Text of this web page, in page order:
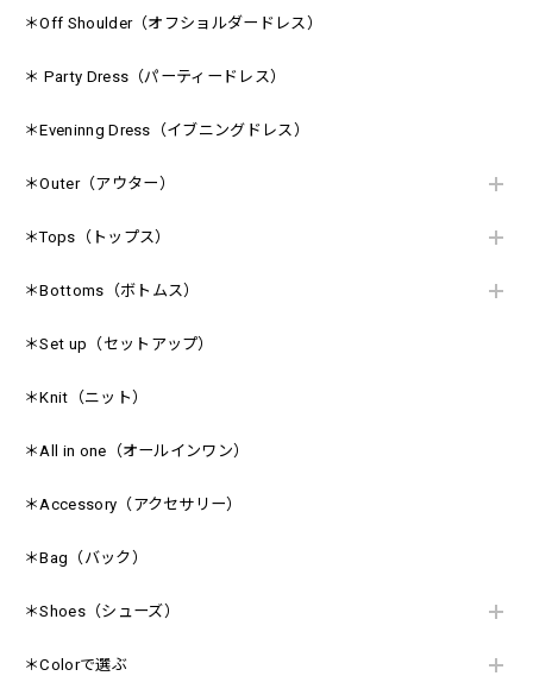
＊Off Shoulder（オフショルダードレス）
＊ Party Dress（パーティードレス）
＊Eveninng Dress（イブニングドレス）
＊Outer（アウター）
＊Tops（トップス）
＊Bottoms（ボトムス）
＊Set up（セットアップ）
＊Knit（ニット）
＊All in one（オールインワン）
＊Accessory（アクセサリー）
＊Bag（バック）
＊Shoes（シューズ）
＊Colorで選ぶ